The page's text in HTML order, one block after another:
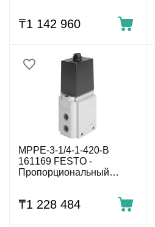
₸1 142 960
MPPE-3-1/4-1-420-B
161169 FESTO -
Пропорциональный
₸1 228 484